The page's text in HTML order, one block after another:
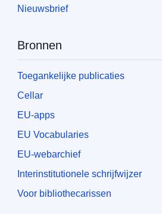
Nieuwsbrief
Bronnen
Toegankelijke publicaties
Cellar
EU-apps
EU Vocabularies
EU-webarchief
Interinstitutionele schrijfwijzer
Voor bibliothecarissen